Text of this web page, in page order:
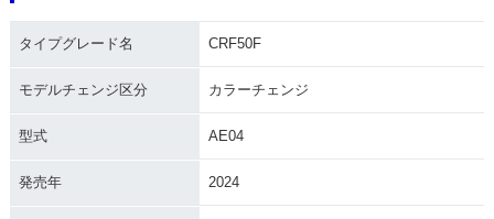
タイプグレード名 CRF50F
モデルチェンジ区分 カラーチェンジ
型式 AE04
発売年 2024